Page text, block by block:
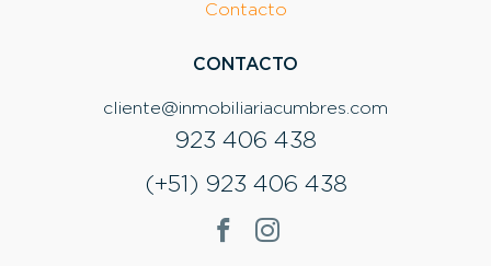
Contacto
CONTACTO
cliente@inmobiliariacumbres.com
923 406 438
(+51) 923 406 438